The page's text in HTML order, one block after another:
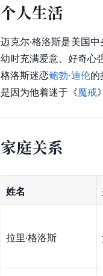
个人生活
迈克尔·格洛斯是美国
幼时充满爱意、好奇心
格洛斯迷恋鲍勃·迪伦的
是因为他着迷于《魔戒
家庭关系
姓名
拉里·格洛斯